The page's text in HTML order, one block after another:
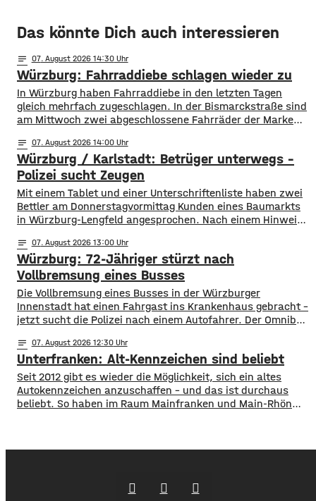
Das könnte Dich auch interessieren
notes 07. August 2026 14:30
Würzburg: Fahrraddiebe schlagen wieder zu
In Würzburg haben Fahrraddiebe in den letzten Tagen
gleich mehrfach zugeschlagen. In der Bismarckstraße sind
am Mittwoch zwei abgeschlossene Fahrräder der Marke
geklaut worden. Am Donnerstagabend ist dann in der
Zellerau ein Gravelbike der Marke KTM im Wert von rund
2.750 Euro von einem Fahrradträger an einem
notes 07. August 2026 14:00
Würzburg / Karlstadt: Betrüger unterwegs –
Polizei sucht Zeugen
Mit einem Tablet und einer Unterschriftenliste haben zwei
Bettler am Donnerstagvormittag Kunden eines Baumarkts
in Würzburg-Lengfeld angesprochen. Nach einem Hinweis
rumänisches Paar im Alter von 26 und 27 Jahren.
Strafbare Hinweise auf einen Betrug ergaben sich nicht.
Die Polizei bittet trotzdem mögliche Zeugen oder
angesprochene Personen,
notes 07. August 2026 13:00
Würzburg: 72-Jähriger stürzt nach
Vollbremsung eines Busses
Die Vollbremsung eines Busses in der Würzburger
Innenstadt hat einen Fahrgast ins Krankenhaus gebracht –
jetzt sucht die Polizei nach einem Autofahrer. Der Omnibus
abrupt bremsen, weil ein silberner Toyota plötzlich die
Fahrspur wechselte und vor den Bus fuhr. Ein 72-jähriger
Fahrgast stürzte dabei und wurde leicht verletzt und kam
notes 07. August 2026 12:30
Unterfranken: Alt-Kennzeichen sind beliebt
Seit 2012 gibt es wieder die Möglichkeit, sich ein altes
Autokennzeichen anzuschaffen – und das ist durchaus
beliebt. So haben im Raum Mainfranken und Main-Rhön